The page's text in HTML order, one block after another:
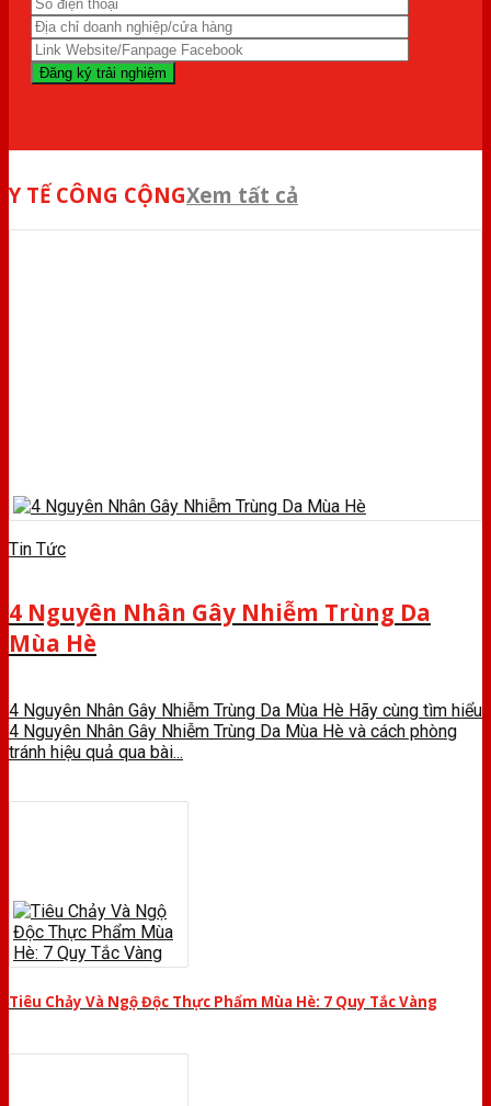
Y TẾ CÔNG CỘNGXem tất cả
Tin Tức
4 Nguyên Nhân Gây Nhiễm Trùng Da
Mùa Hè
4 Nguyên Nhân Gây Nhiễm Trùng Da Mùa Hè Hãy cùng tìm hiểu
4 Nguyên Nhân Gây Nhiễm Trùng Da Mùa Hè và cách phòng
tránh hiệu quả qua bài...
Tiêu Chảy Và Ngộ Độc Thực Phẩm Mùa Hè: 7 Quy Tắc Vàng